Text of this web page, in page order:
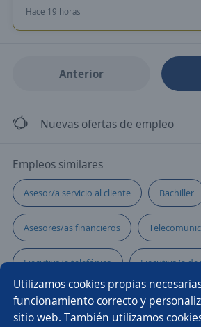
Utilizamos cookies propias
funcionamiento correcto y
sitio web. También utilizamos
Hace 19 horas
Anterior
Nuevas ofertas de empleo
Empleos similares
Asesor/a servicio al cliente Bachiller
Asesores/as financieros
Ejecutivo/a telefónico Ejecutivo/a de
Técnico/a de soporte Asesor/a